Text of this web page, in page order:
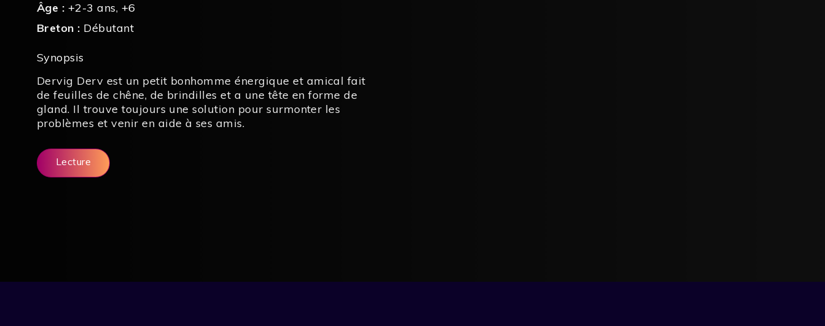
Âge : +2-3 ans, +6
Breton : Débutant
Synopsis
Dervig Derv est un petit bonhomme énergique et amical fait
de feuilles de chêne, de brindilles et a une tête en forme de
gland. Il trouve toujours une solution pour surmonter les
problèmes et venir en aide à ses amis.
Lecture